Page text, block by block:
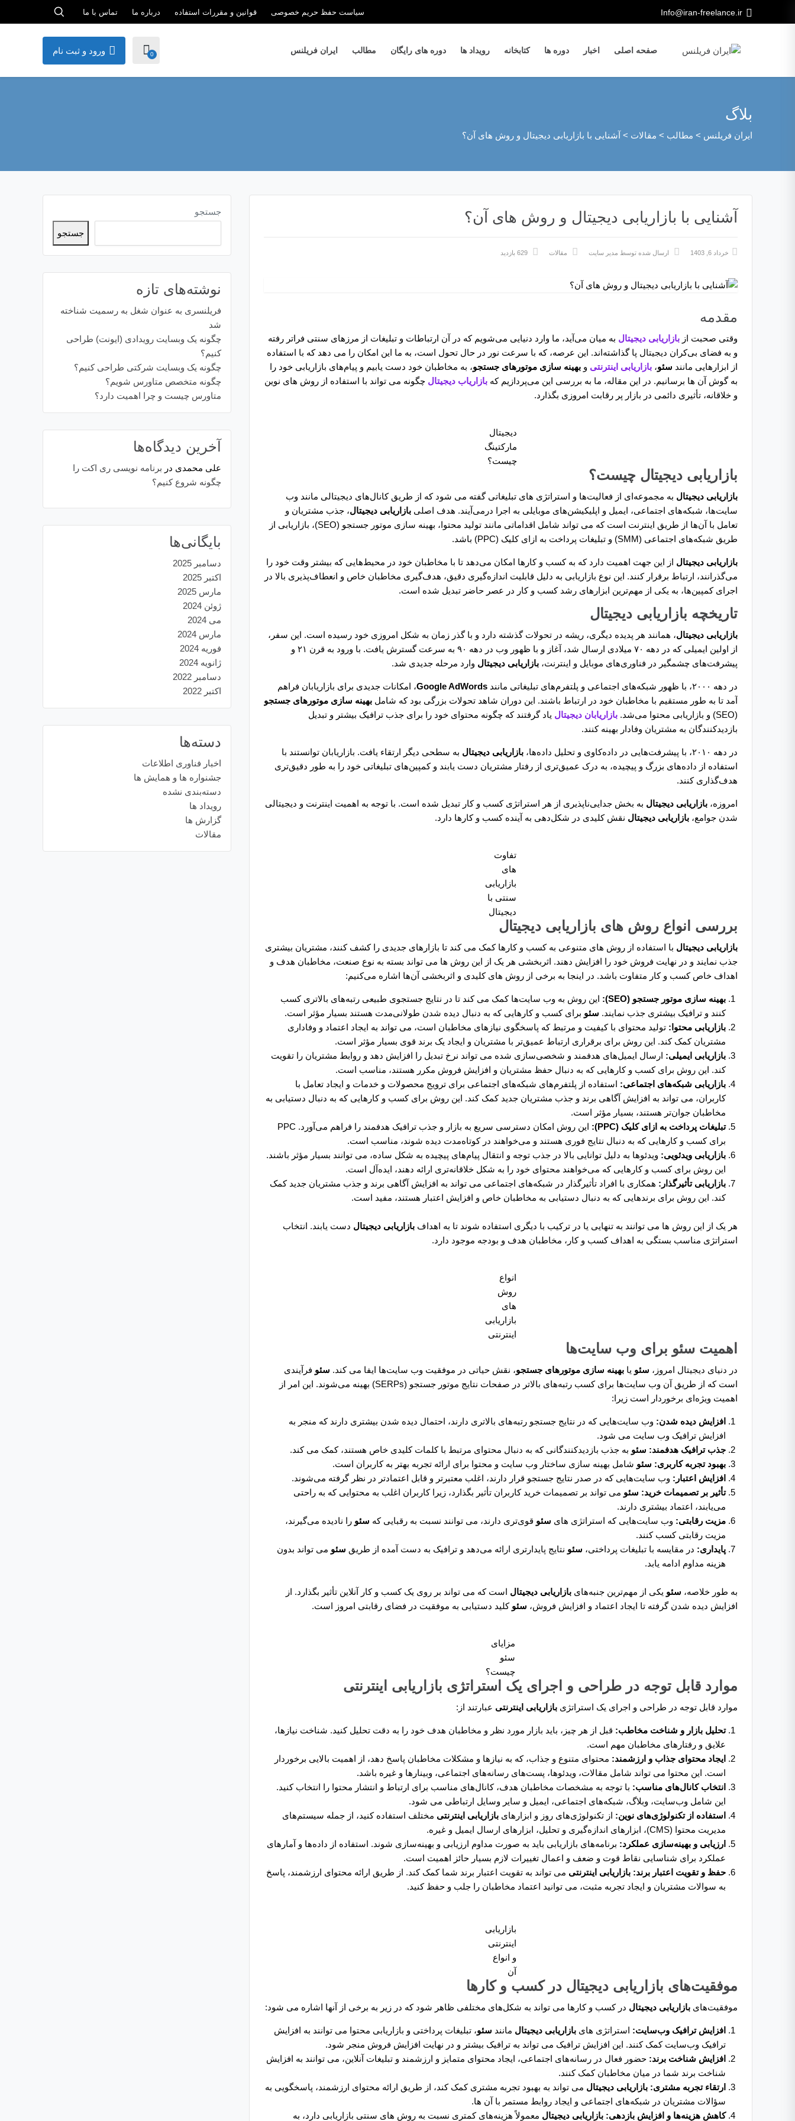
Info@iran-freelance.ir سیاست حفظ حریم خصوصی قوانین و مقررات استفاده درباره ما تماس با ما
صفحه اصلی اخبار دوره ها کتابخانه رویداد ها دوره های رایگان مطالب ایران فریلنس 0 ورود و ثبت نام
بلاگ
ایران فریلنس > مطالب > مقالات > آشنایی با بازاریابی دیجیتال و روش های آن؟
آشنایی با بازاریابی دیجیتال و روش های آن؟
خرداد 6, 1403 ارسال شده توسط مدیر سایت مقالات
مقدمه
وقتی صحبت از بازاریابی دیجیتال به میان می‌آید، ما وارد دنیایی می‌شویم که در آن ارتباطات و تبلیغات از مرزهای سنتی فراتر رفته
و به فضای بی‌کران دیجیتال پا گذاشته‌اند. این عرصه، که با سرعت نور در حال تحول است، به ما این امکان را می ‌دهد که با استفاده
از ابزارهایی مانند سئو، بازاریابی اینترنتی و بهینه سازی موتورهای جستجو، به مخاطبان خود دست یابیم و پیام‌های بازاریابی خود را
به گوش آن ‌ها برسانیم. در این مقاله، ما به بررسی این می‌پردازیم که بازاریاب دیجیتال چگونه می تواند با استفاده از روش های نوین
و خلاقانه، تأثیری دائمی در بازار پر رقابت امروزی بگذارد.
دیجیتال
مارکتینگ
چیست؟
بازاریابی دیجیتال چیست؟
بازاریابی دیجیتال به مجموعه‌ای از فعالیت‌ها و استراتژی های تبلیغاتی گفته می شود که از طریق کانال‌های دیجیتالی مانند وب
سایت‌ها، شبکه‌های اجتماعی، ایمیل و اپلیکیشن‌های موبایلی به اجرا درمی‌آیند. هدف اصلی بازاریابی دیجیتال، جذب مشتریان و
تعامل با آن‌ها از طریق اینترنت است که می تواند شامل اقداماتی مانند تولید محتوا، بهینه سازی موتور جستجو (SEO)، بازاریابی از
طریق شبکه‌های اجتماعی (SMM) و تبلیغات پرداخت به ازای کلیک (PPC) باشد.
بازاریابی دیجیتال از این جهت اهمیت دارد که به کسب ‌و کارها امکان می‌دهد تا با مخاطبان خود در محیط‌هایی که بیشتر وقت خود را
می‌گذرانند، ارتباط برقرار کنند. این نوع بازاریابی به دلیل قابلیت اندازه‌گیری دقیق، هدف‌گیری مخاطبان خاص و انعطاف‌پذیری بالا در
اجرای کمپین‌ها، به یکی از مهم‌ترین ابزارهای رشد کسب‌ و کار در عصر حاضر تبدیل شده است.
تاریخچه بازاریابی دیجیتال
بازاریابی دیجیتال، همانند هر پدیده‌ دیگری، ریشه در تحولات گذشته دارد و با گذر زمان به شکل امروزی خود رسیده است. این سفر،
از اولین ایمیلی که در دهه ۷۰ میلادی ارسال شد، آغاز و با ظهور وب در دهه ۹۰ به سرعت گسترش یافت. با ورود به قرن ۲۱ و
پیشرفت‌های چشمگیر در فناوری‌های موبایل و اینترنت، بازاریابی دیجیتال وارد مرحله جدیدی شد.
در دهه ۲۰۰۰، با ظهور شبکه‌های اجتماعی و پلتفرم‌های تبلیغاتی مانند Google AdWords، امکانات جدیدی برای بازاریابان فراهم
آمد تا به طور مستقیم با مخاطبان خود در ارتباط باشند. این دوران شاهد تحولات بزرگی بود که شامل بهینه سازی موتورهای جستجو
(SEO) و بازاریابی محتوا می‌شد.
بازاریابان دیجیتال یاد گرفتند که چگونه محتوای خود را برای جذب ترافیک بیشتر و تبدیل
بازدیدکنندگان به مشتریان وفادار بهینه کنند.
در دهه ۲۰۱۰، با پیشرفت‌هایی در داده‌کاوی و تحلیل داده‌ها، بازاریابی دیجیتال به سطحی دیگر ارتقاء یافت. بازاریابان توانستند با
استفاده از داده‌های بزرگ و پیچیده، به درک عمیق‌تری از رفتار مشتریان دست یابند و کمپین‌های تبلیغاتی خود را به طور دقیق‌تری
هدف‌گذاری کنند.
امروزه، بازاریابی دیجیتال به بخش جدایی‌ناپذیری از هر استراتژی کسب‌ و کار تبدیل شده است. با توجه به اهمیت اینترنت و دیجیتالی
شدن جوامع، بازاریابی دیجیتال نقش کلیدی در شکل‌دهی به آینده کسب ‌و کارها دارد.
تفاوت
های
بازاریابی
سنتی با
دیجیتال
بررسی انواع روش های بازاریابی دیجیتال
بازاریابی دیجیتال با استفاده از روش های متنوعی به کسب ‌و کارها کمک می کند تا بازارهای جدیدی را کشف کنند، مشتریان بیشتری
جذب نمایند و در نهایت فروش خود را افزایش دهند. اثربخشی هر یک از این روش ها می تواند بسته به نوع صنعت، مخاطبان هدف و
اهداف خاص کسب ‌و کار متفاوت باشد. در اینجا به برخی از روش های کلیدی و اثربخشی آن‌ها اشاره می‌کنیم:
بهینه سازی موتور جستجو (SEO):
این روش به وب سایت‌ها کمک می کند تا در نتایج جستجوی طبیعی رتبه‌های بالاتری کسب
کنند و ترافیک بیشتری جذب نمایند. سئو برای کسب ‌و کارهایی که به دنبال دیده شدن طولانی‌مدت هستند بسیار مؤثر است.
بازاریابی محتوا: تولید محتوای با کیفیت و مرتبط که پاسخگوی نیازهای مخاطبان است، می تواند به ایجاد اعتماد و وفاداری
مشتریان کمک کند. این روش برای برقراری ارتباط عمیق‌تر با مشتریان و ایجاد یک برند قوی بسیار مؤثر است.
بازاریابی ایمیلی: ارسال ایمیل‌های هدفمند و شخصی‌سازی شده می تواند نرخ تبدیل را افزایش دهد و روابط مشتریان را تقویت
کند. این روش برای کسب ‌و کارهایی که به دنبال حفظ مشتریان و افزایش فروش مکرر هستند، مناسب است.
بازاریابی شبکه‌های اجتماعی: استفاده از پلتفرم‌های شبکه‌های اجتماعی برای ترویج محصولات و خدمات و ایجاد تعامل با
کاربران، می تواند به افزایش آگاهی برند و جذب مشتریان جدید کمک کند. این روش برای کسب ‌و کارهایی که به دنبال دستیابی به
مخاطبان جوان‌تر هستند، بسیار مؤثر است.
تبلیغات پرداخت به ازای کلیک (PPC):
این روش امکان دسترسی سریع به بازار و جذب ترافیک هدفمند را فراهم می‌آورد. PPC
برای کسب ‌و کارهایی که به دنبال نتایج فوری هستند و می‌خواهند در کوتاه‌مدت دیده شوند، مناسب است.
بازاریابی ویدئویی: ویدئوها به دلیل توانایی بالا در جذب توجه و انتقال پیام‌های پیچیده به شکل ساده، می توانند بسیار مؤثر باشند.
این روش برای کسب ‌و کارهایی که می‌خواهند محتوای خود را به شکل خلاقانه‌تری ارائه دهند، ایده‌آل است.
بازاریابی تأثیرگذار: همکاری با افراد تأثیرگذار در شبکه‌های اجتماعی می تواند به افزایش آگاهی برند و جذب مشتریان جدید کمک
کند. این روش برای برندهایی که به دنبال دستیابی به مخاطبان خاص و افزایش اعتبار هستند، مفید است.
هر یک از این روش ها می توانند به تنهایی یا در ترکیب با دیگری استفاده شوند تا به اهداف بازاریابی دیجیتال دست یابند. انتخاب
استراتژی مناسب بستگی به اهداف کسب ‌و کار، مخاطبان هدف و بودجه موجود دارد.
انواع
روش
های
بازاریابی
اینترنتی
اهمیت سئو برای وب سایت‌ها
در دنیای دیجیتال امروز، سئو یا بهینه سازی موتورهای جستجو، نقش حیاتی در موفقیت وب سایت‌ها ایفا می کند. سئو فرآیندی
است که از طریق آن وب سایت‌ها برای کسب رتبه‌های بالاتر در صفحات نتایج موتور جستجو (SERPs) بهینه می‌شوند. این امر از
اهمیت ویژه‌ای برخوردار است زیرا:
افزایش دیده شدن: وب سایت‌هایی که در نتایج جستجو رتبه‌های بالاتری دارند، احتمال دیده شدن بیشتری دارند که منجر به
افزایش ترافیک وب سایت می شود.
جذب ترافیک هدفمند: سئو به جذب بازدیدکنندگانی که به دنبال محتوای مرتبط با کلمات کلیدی خاص هستند، کمک می کند.
بهبود تجربه کاربری: سئو شامل بهینه سازی ساختار وب سایت و محتوا برای ارائه تجربه بهتر به کاربران است.
افزایش اعتبار: وب سایت‌هایی که در صدر نتایج جستجو قرار دارند، اغلب معتبرتر و قابل اعتمادتر در نظر گرفته می‌شوند.
تأثیر بر تصمیمات خرید: سئو می تواند بر تصمیمات خرید کاربران تأثیر بگذارد، زیرا کاربران اغلب به محتوایی که به راحتی
می‌یابند، اعتماد بیشتری دارند.
مزیت رقابتی: وب سایت‌هایی که استراتژی های سئو قوی‌تری دارند، می توانند نسبت به رقبایی که سئو را نادیده می‌گیرند،
مزیت رقابتی کسب کنند.
پایداری: در مقایسه با تبلیغات پرداختی، سئو نتایج پایدارتری ارائه می‌دهد و ترافیک به دست آمده از طریق سئو می تواند بدون
هزینه مداوم ادامه یابد.
به طور خلاصه، سئو یکی از مهم‌ترین جنبه‌های بازاریابی دیجیتال است که می تواند بر روی یک کسب ‌و کار آنلاین تأثیر بگذارد. از
افزایش دیده شدن گرفته تا ایجاد اعتماد و افزایش فروش، سئو کلید دستیابی به موفقیت در فضای رقابتی امروز است.
مزایای
سئو
چیست؟
موارد قابل توجه در طراحی و اجرای یک استراتژی بازاریابی اینترنتی
موارد قابل توجه در طراحی و اجرای یک استراتژی بازاریابی اینترنتی عبارتند از:
تحلیل بازار و شناخت مخاطب: قبل از هر چیز، باید بازار مورد نظر و مخاطبان هدف خود را به دقت تحلیل کنید. شناخت نیازها،
علایق و رفتارهای مخاطبان مهم است.
ایجاد محتوای جذاب و ارزشمند: محتوای متنوع و جذاب، که به نیازها و مشکلات مخاطبان پاسخ دهد، از اهمیت بالایی برخوردار
است. این محتوا می ‌تواند شامل مقالات، ویدئوها، پست‌های رسانه‌های اجتماعی، وبینارها و غیره باشد.
انتخاب کانال‌های مناسب: با توجه به مشخصات مخاطبان هدف، کانال‌های مناسب برای ارتباط و انتشار محتوا را انتخاب کنید.
این شامل وب‌سایت، وبلاگ، شبکه‌های اجتماعی، ایمیل و سایر وسایل ارتباطی می شود.
استفاده از تکنولوژی‌های نوین: از تکنولوژی‌های روز و ابزارهای بازاریابی اینترنتی مختلف استفاده کنید، از جمله سیستم‌های
مدیریت محتوا (CMS)، ابزارهای اندازه‌گیری و تحلیل، ابزارهای ارسال ایمیل و غیره.
ارزیابی و بهینه‌سازی عملکرد: برنامه‌های بازاریابی باید به صورت مداوم ارزیابی و بهینه‌سازی شوند. استفاده از داده‌ها و آمارهای
عملکرد برای شناسایی نقاط قوت و ضعف و اعمال تغییرات لازم بسیار حائز اهمیت است.
حفظ و تقویت اعتبار برند: بازاریابی اینترنتی می ‌تواند به تقویت اعتبار برند شما کمک کند. از طریق ارائه محتوای ارزشمند، پاسخ
به سوالات مشتریان و ایجاد تجربه مثبت، می ‌توانید اعتماد مخاطبان را جلب و حفظ کنید.
بازاریابی
اینترنتی
و انواع
آن
موفقیت‌های بازاریابی دیجیتال در کسب و کارها
موفقیت‌های بازاریابی دیجیتال در کسب و کارها می ‌تواند به شکل‌های مختلفی ظاهر شود که در زیر به برخی از آنها اشاره می شود:
افزایش ترافیک وب‌سایت: استراتژی های بازاریابی دیجیتال مانند سئو، تبلیغات پرداختی و بازاریابی محتوا می ‌توانند به افزایش
ترافیک وب‌سایت کمک کنند. این افزایش ترافیک می ‌تواند به ترافیک بیشتر و در نهایت افزایش فروش منجر شود.
افزایش شناخت برند: حضور فعال در رسانه‌های اجتماعی، ایجاد محتوای متمایز و ارزشمند و تبلیغات آنلاین، می ‌توانند به افزایش
شناخت برند شما در میان مخاطبان کمک کنند.
ارتقاء تجربه مشتری: بازاریابی دیجیتال می ‌تواند به بهبود تجربه مشتری کمک کند، از طریق ارائه محتوای ارزشمند، پاسخگویی به
سؤالات مشتریان در شبکه‌های اجتماعی و ایجاد روابط مستمر با آن ها.
کاهش هزینه‌ها و افزایش بازدهی: بازاریابی دیجیتال معمولاً هزینه‌های کمتری نسبت به روش های سنتی بازاریابی دارد، به
جستجو
جستجو
نوشته‌های تازه
فریلنسری به عنوان شغل به رسمیت شناخته
شد
چگونه یک وبسایت رویدادی (ایونت) طراحی
کنیم؟
چگونه یک وبسایت شرکتی طراحی کنیم؟
چگونه متخصص متاورس شویم؟
متاورس چیست و چرا اهمیت دارد؟
آخرین دیدگاه‌ها
علی محمدی در برنامه نویسی ری اکت را
چگونه شروع کنیم؟
بایگانی‌ها
دسامبر 2025
اکتبر 2025
مارس 2025
ژوئن 2024
می 2024
مارس 2024
فوریه 2024
ژانویه 2024
دسامبر 2022
اکتبر 2022
دسته‌ها
اخبار فناوری اطلاعات
جشنواره ها و همایش ها
دسته‌بندی نشده
رویداد ها
گزارش ها
مقالات